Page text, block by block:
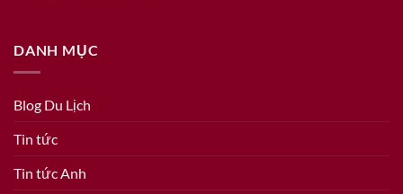
DANH MỤC
Blog Du Lịch
Tin tức
Tin tức Anh